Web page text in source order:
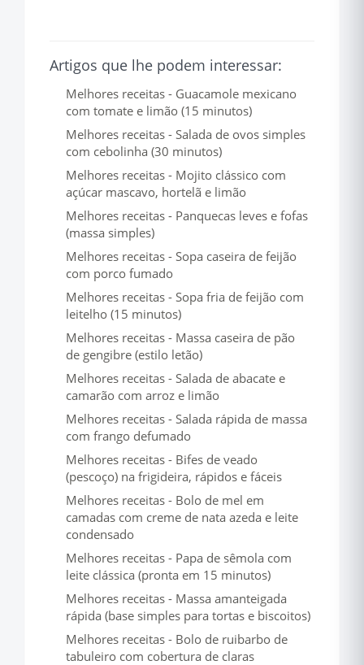
Artigos que lhe podem interessar:
Melhores receitas - Guacamole mexicano
com tomate e limão (15 minutos)
Melhores receitas - Salada de ovos simples
com cebolinha (30 minutos)
Melhores receitas - Mojito clássico com
açúcar mascavo, hortelã e limão
Melhores receitas - Panquecas leves e fofas
(massa simples)
Melhores receitas - Sopa caseira de feijão
com porco fumado
Melhores receitas - Sopa fria de feijão com
leitelho (15 minutos)
Melhores receitas - Massa caseira de pão
de gengibre (estilo letão)
Melhores receitas - Salada de abacate e
camarão com arroz e limão
Melhores receitas - Salada rápida de massa
com frango defumado
Melhores receitas - Bifes de veado
(pescoço) na frigideira, rápidos e fáceis
Melhores receitas - Bolo de mel em
camadas com creme de nata azeda e leite
condensado
Melhores receitas - Papa de sêmola com
leite clássica (pronta em 15 minutos)
Melhores receitas - Massa amanteigada
rápida (base simples para tortas e biscoitos)
Melhores receitas - Bolo de ruibarbo de
tabuleiro com cobertura de claras